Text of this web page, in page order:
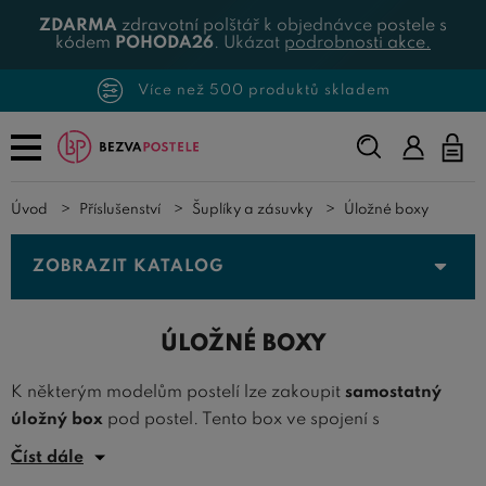
ZDARMA zdravotní polštář k objednávce postele s
kódem POHODA26. Ukázat podrobnosti akce.
Více než 500 produktů skladem
Napište,
co
Úvod Příslušenství Šuplíky a zásuvky Úložné boxy
ZOBRAZIT KATALOG
ÚLOŽNÉ BOXY
K některým modelům postelí lze zakoupit samostatný
úložný box pod postel. Tento box ve spojení s
výklopnými rošty dovede nabídnout
Číst dále